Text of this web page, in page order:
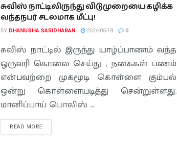
சுவிஸ் நாட்டிலிருந்து விடுமுறையை கழிக்க
வந்தநபர் சடலமாக மீட்பு!
BY DHANUSHA SASIDHARAN 2026-05-18 0
சுவிஸ் நாட்டில் இருந்து யாழ்ப்பாணம் வந்த
ஒருவரி கொலை செய்து , நகைகள் பணம்
என்பவற்றை முகமூடி கொள்ளை கும்பல்
ஒன்று கொள்ளையடித்து சென்றுள்ளது.
மானிப்பாய் பொலிஸ் ...
READ MORE